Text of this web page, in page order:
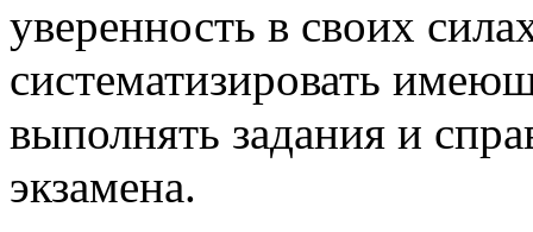
уверенность в своих
систематизировать
выполнять задания и
экзамена.